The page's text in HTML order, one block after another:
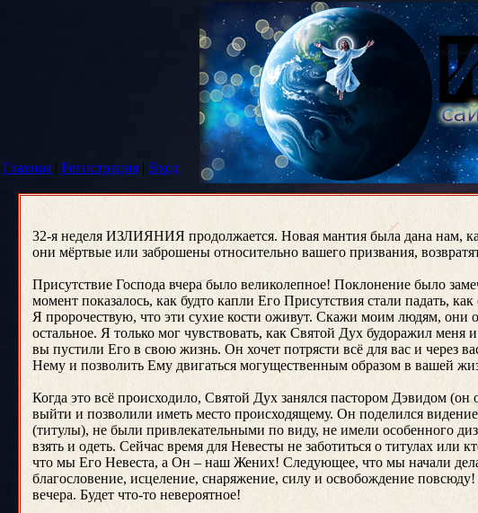
Главная | Регистрация | Вход
32-я неделя ИЗЛИЯНИЯ продолжается. Новая мантия была дана нам,
они мёртвые или заброшены относительно вашего призвания,
Присутствие Господа вчера было великолепное! Поклонение было
момент показалось, как будто капли Его Присутствия стали падать,
Я пророчествую, что эти сухие кости оживут. Скажи моим людям,
остальное. Я только мог чувствовать, как Святой Дух будоражил
вы пустили Его в свою жизнь. Он хочет потрясти всё для вас и через
Нему и позволить Ему двигаться могущественным образом в вашей
Когда это всё происходило, Святой Дух занялся пастором Дэвидом
выйти и позволили иметь место происходящему. Он поделился
(титулы), не были привлекательными по виду, не имели особенного
взять и одеть. Сейчас время для Невесты не заботиться о титулах или
что мы Его Невеста, а Он – наш Жених! Следующее, что мы начали
благословение, исцеление, снаряжение, силу и освобождение
вечера. Будет что-то невероятное!